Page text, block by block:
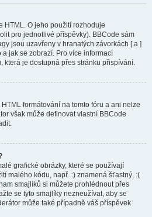
HTML. O jeho použití rozhoduje
pro jednotlivé příspěvky). BBCode sám
jsou uzavřeny v hranatých závorkách [ a ]
jak se zobrazí. Pro více informací
která je dostupná přes stránku přispívání.
formátování na tomto fóru a ani nelze
však může definovat vlastní BBCode
grafické obrázky, které se používají
malého kódu, např. :) znamená šťastný, :(
smajlíků si můžete prohlédnout přes
se tyto smajlíky nezneužívat, aby se
může také případně váš příspěvek